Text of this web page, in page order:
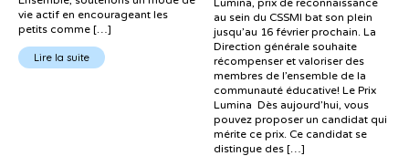
vie actif en encourageant les
petits comme […]
Lire la suite
au sein du CSSMI bat son plein
jusqu’au 16 février prochain. La
Direction générale souhaite
récompenser et valoriser des
membres de l’ensemble de la
communauté éducative! Le Prix
Lumina Dès aujourd’hui, vous
pouvez proposer un candidat qui
mérite ce prix. Ce candidat se
distingue des […]